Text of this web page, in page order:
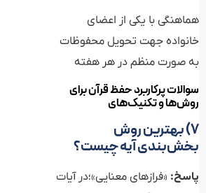
هماهنگی با یکی از اعضای
خانواده جهت تحویل محفوظات
به صورت منظم در هر هفته
سوالات پرکاربرد حفظ قرآن برای
روش‌ها و تکنیک‌های
۷) بهترین روش
بخش‌بندی آیه چیست؟
پاسخ: «فرازهای معنایی»؛در آیات